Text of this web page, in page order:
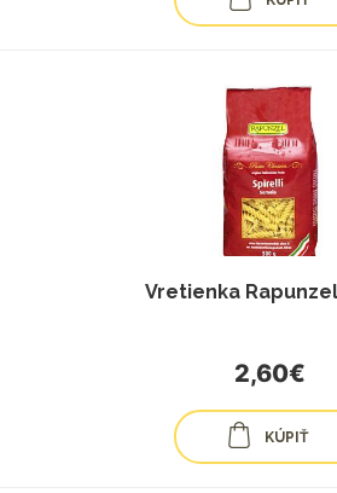
Vretienka
2,60€
KÚPIŤ